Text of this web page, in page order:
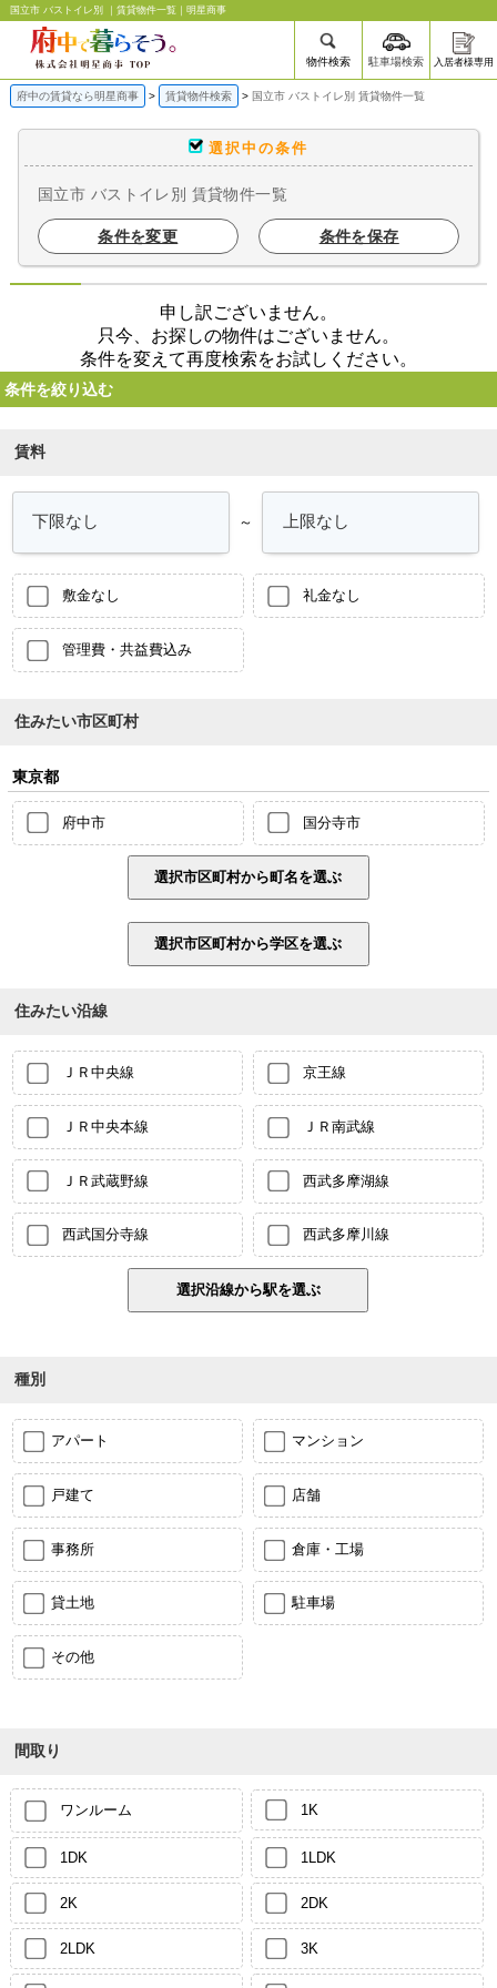
国立市 バストイレ別 ｜賃貸物件一覧｜明星商事
物件検索 駐車場検索 入居者様専用
府中の賃貸なら明星商事 賃貸物件検索 国立市 バストイレ別 賃貸物件一覧
選択中の条件
国立市 バストイレ別 賃貸物件一覧
条件を変更 条件を保存
申し訳ございません。
只今、お探しの物件はございません。
条件を変えて再度検索をお試しください。
条件を絞り込む
賃料
～
敷金なし 礼金なし
管理費・共益費込み
住みたい市区町村
東京都
府中市 国分寺市
住みたい沿線
ＪＲ中央線 京王線
ＪＲ中央本線 ＪＲ南武線
ＪＲ武蔵野線 西武多摩湖線
西武国分寺線 西武多摩川線
種別
アパート マンション
戸建て 店舗
事務所 倉庫・工場
貸土地 駐車場
その他
間取り
ワンルーム 1K
1DK 1LDK
2K 2DK
2LDK 3K